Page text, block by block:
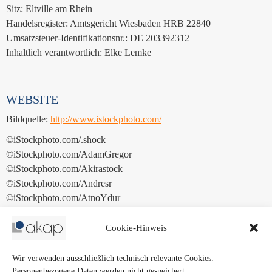
Cookie-Hinweis
Wir verwenden ausschließlich technisch relevante Cookies.
Sitz: Eltville am Rhein
Handelsregister: Amtsgericht Wiesbaden HRB 22840
Umsatzsteuer-Identifikationsnr.: DE 203392312
Inhaltlich verantwortlich: Elke Lemke
WEBSITE
Bildquelle: http://www.istockphoto.com/
©iStockphoto.com/.shock
©iStockphoto.com/AdamGregor
©iStockphoto.com/Akirastock
©iStockphoto.com/Andresr
©iStockphoto.com/AtnoYdur
©iStockphoto.com/peepo
©iStockphoto.com/Yuri_Arcurs